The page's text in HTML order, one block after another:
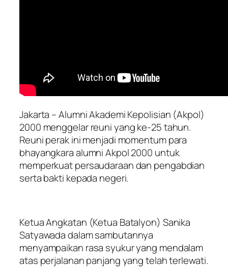
Jakarta – Alumni Akademi Kepolisian (Akpol)
2000 menggelar reuni yang ke-25 tahun.
Reuni perak ini menjadi momentum para
bhayangkara alumni Akpol 2000 untuk
memperkuat persaudaraan dan pengabdian
serta bakti kepada negeri.
Ketua Angkatan (Ketua Batalyon) Sanika
Satyawada dalam sambutannya
menyampaikan rasa syukur yang mendalam
atas perjalanan panjang yang telah terlewati.